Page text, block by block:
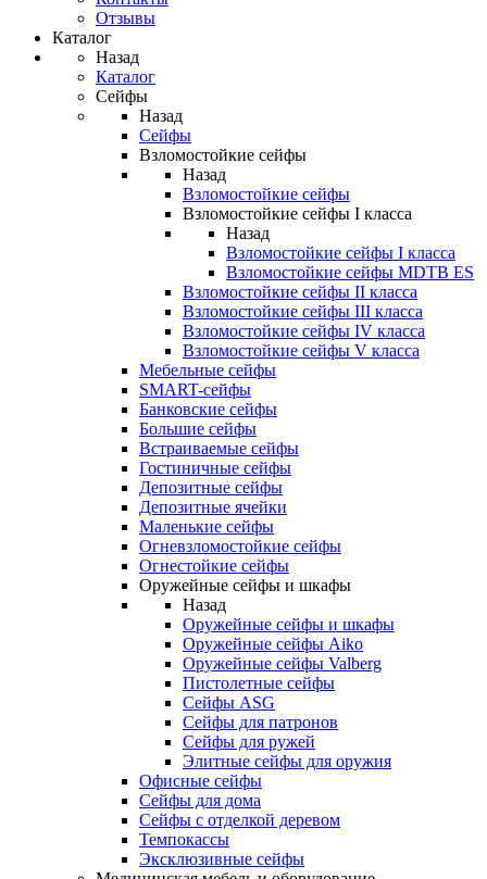
Отзывы
Каталог
Назад
Каталог
Сейфы
Назад
Сейфы
Взломостойкие сейфы
Назад
Взломостойкие сейфы
Взломостойкие сейфы I класса
Назад
Взломостойкие сейфы I класса
Взломостойкие сейфы MDTB ES
Взломостойкие сейфы II класса
Взломостойкие сейфы III класса
Взломостойкие сейфы IV класса
Взломостойкие сейфы V класса
Мебельные сейфы
SMART-сейфы
Банковские сейфы
Большие сейфы
Встраиваемые сейфы
Гостиничные сейфы
Депозитные сейфы
Депозитные ячейки
Маленькие сейфы
Огневзломостойкие сейфы
Огнестойкие сейфы
Оружейные сейфы и шкафы
Назад
Оружейные сейфы и шкафы
Оружейные сейфы Aiko
Оружейные сейфы Valberg
Пистолетные сейфы
Сейфы ASG
Сейфы для патронов
Сейфы для ружей
Элитные сейфы для оружия
Офисные сейфы
Сейфы для дома
Сейфы с отделкой деревом
Темпокассы
Эксклюзивные сейфы